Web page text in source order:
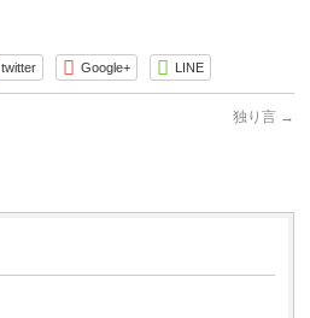
twitter Google+ LINE
独り言 →